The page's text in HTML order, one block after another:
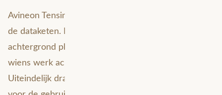
Avineon Tensings kracht ligt in de optimalisatie van
de dataketen. Dit werk vindt vooral op de
achtergrond plaats, vergelijkbaar met een loodgieter
wiens werk achter dat van de tegelzetter verdwijnt.
Uiteindelijk draait het echter om de functionaliteit